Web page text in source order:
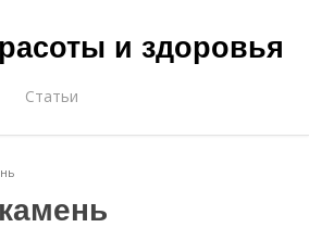
и здоровья
Статьи